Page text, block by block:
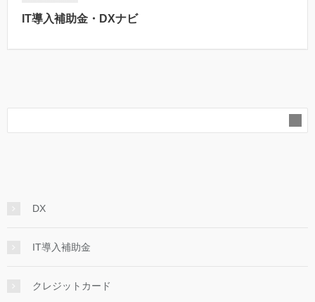
IT導入補助金・DXナビ
DX
IT導入補助金
クレジットカード